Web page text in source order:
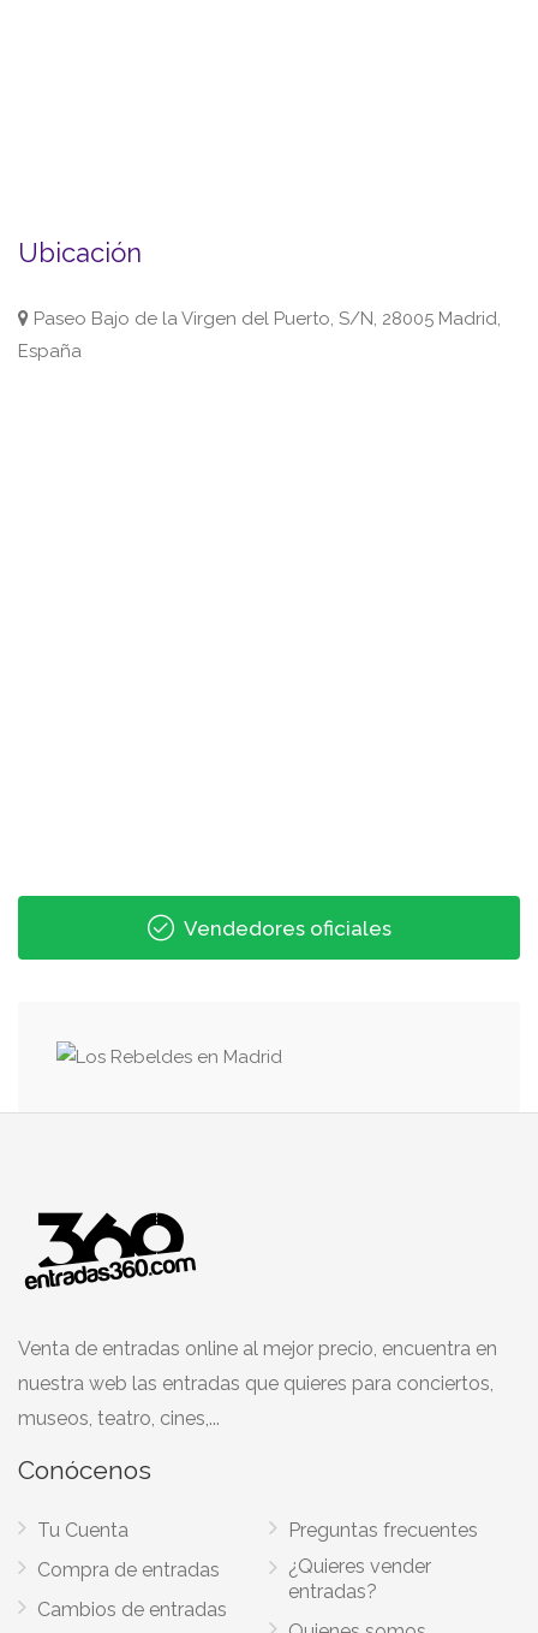
Ubicación
Paseo Bajo de la Virgen del Puerto, S/N, 28005 Madrid,
España
Vendedores oficiales
Venta de entradas online al mejor precio, encuentra en
nuestra web las entradas que quieres para conciertos,
museos, teatro, cines,...
Conócenos
Tu Cuenta
Compra de entradas
Cambios de entradas
Preguntas frecuentes
¿Quieres vender
entradas?